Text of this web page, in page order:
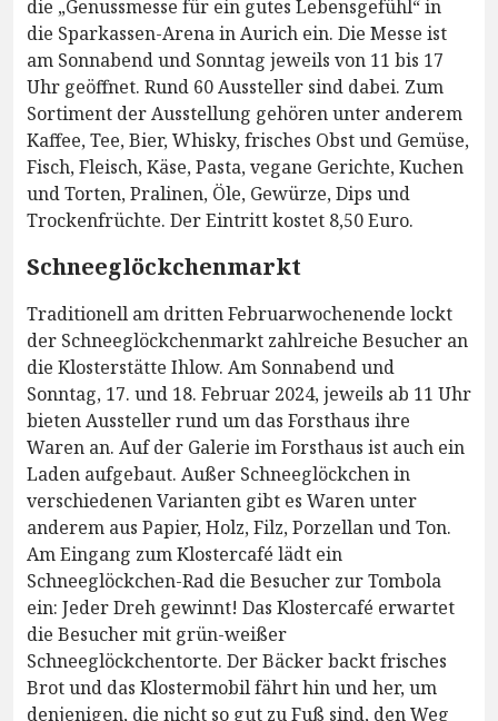
die „Genussmesse für ein gutes Lebensgefühl“ in
die Sparkassen-Arena in Aurich ein. Die Messe ist
am Sonnabend und Sonntag jeweils von 11 bis 17
Uhr geöffnet. Rund 60 Aussteller sind dabei. Zum
Sortiment der Ausstellung gehören unter anderem
Kaffee, Tee, Bier, Whisky, frisches Obst und Gemüse,
Fisch, Fleisch, Käse, Pasta, vegane Gerichte, Kuchen
und Torten, Pralinen, Öle, Gewürze, Dips und
Trockenfrüchte. Der Eintritt kostet 8,50 Euro.
Schneeglöckchenmarkt
Traditionell am dritten Februarwochenende lockt
der Schneeglöckchenmarkt zahlreiche Besucher an
die Klosterstätte Ihlow. Am Sonnabend und
Sonntag, 17. und 18. Februar 2024, jeweils ab 11 Uhr
bieten Aussteller rund um das Forsthaus ihre
Waren an. Auf der Galerie im Forsthaus ist auch ein
Laden aufgebaut. Außer Schneeglöckchen in
verschiedenen Varianten gibt es Waren unter
anderem aus Papier, Holz, Filz, Porzellan und Ton.
Am Eingang zum Klostercafé lädt ein
Schneeglöckchen-Rad die Besucher zur Tombola
ein: Jeder Dreh gewinnt! Das Klostercafé erwartet
die Besucher mit grün-weißer
Schneeglöckchentorte. Der Bäcker backt frisches
Brot und das Klostermobil fährt hin und her, um
denjenigen, die nicht so gut zu Fuß sind, den Weg